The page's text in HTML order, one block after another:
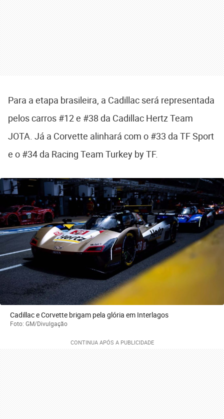
Para a etapa brasileira, a Cadillac será representada
pelos carros #12 e #38 da Cadillac Hertz Team
JOTA. Já a Corvette alinhará com o #33 da TF Sport
e o #34 da Racing Team Turkey by TF.
Cadillac e Corvette brigam pela glória em Interlagos
Foto: GM/Divulgação